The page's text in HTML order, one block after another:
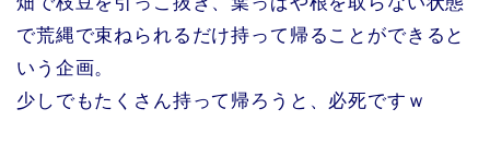
で荒縄で束ねられるだけ持って帰ることができると
いう企画。
少しでもたくさん持って帰ろうと、必死ですｗ